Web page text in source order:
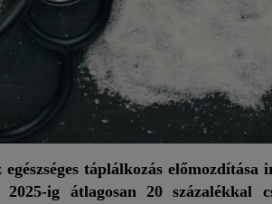
táplálkozás
ig átlagosan 20 százalékkal